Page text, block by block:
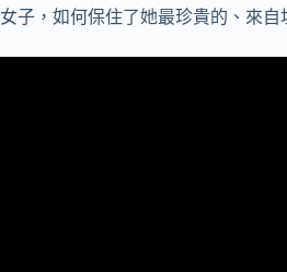
女子，如何保住了她最珍貴的、來自